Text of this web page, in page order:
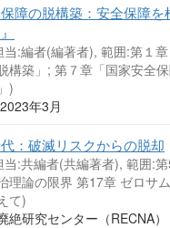
保障の脱構築：安全保障を
:編者(編著者), 範囲:第１
構築」; 第７章「国家安全
)
年3月
：破滅リスクからの脱却
:共編者(共編著者), 範囲:
理論の限界 第17章 ゼロサ
て)
絶研究センター（RECNA